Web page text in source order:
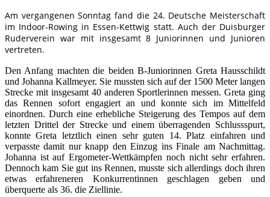
Am vergangenen Sonntag fand die 24. Deutsche Meisterschaft
im Indoor-Rowing in Essen-Kettwig statt. Auch der Duisburger
Ruderverein war mit insgesamt 8 Juniorinnen und Junioren
vertreten.
Den Anfang machten die beiden B-Juniorinnen Greta Hausschildt
und Johanna Kallmeyer. Sie mussten sich auf der 1500 Meter langen
Strecke mit insgesamt 40 anderen Sportlerinnen messen. Greta ging
das Rennen sofort engagiert an und konnte sich im Mittelfeld
einordnen. Durch eine erhebliche Steigerung des Tempos auf dem
letzten Drittel der Strecke und einem überragenden Schlussspurt,
konnte Greta letztlich einen sehr guten 14. Platz einfahren und
verpasste damit nur knapp den Einzug ins Finale am Nachmittag.
Johanna ist auf Ergometer-Wettkämpfen noch nicht sehr erfahren.
Dennoch kam Sie gut ins Rennen, musste sich allerdings doch ihren
etwas erfahreneren Konkurrentinnen geschlagen geben und
überquerte als 36. die Ziellinie.